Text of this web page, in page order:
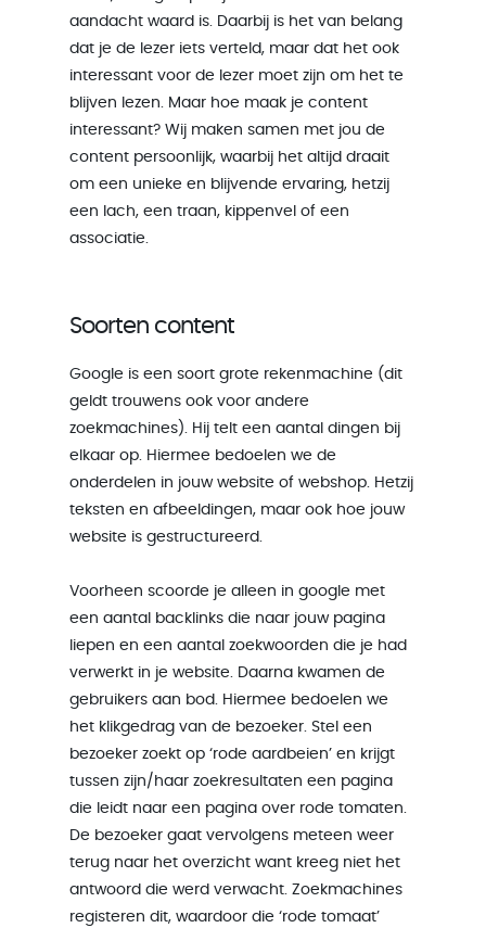
aandacht waard is. Daarbij is het van belang
dat je de lezer iets verteld, maar dat het ook
interessant voor de lezer moet zijn om het te
blijven lezen. Maar hoe maak je content
interessant? Wij maken samen met jou de
content persoonlijk, waarbij het altijd draait
om een unieke en blijvende ervaring, hetzij
een lach, een traan, kippenvel of een
associatie.
Soorten content
Google is een soort grote rekenmachine (dit
geldt trouwens ook voor andere
zoekmachines). Hij telt een aantal dingen bij
elkaar op. Hiermee bedoelen we de
onderdelen in jouw website of webshop. Hetzij
teksten en afbeeldingen, maar ook hoe jouw
website is gestructureerd.
Voorheen scoorde je alleen in google met
een aantal backlinks die naar jouw pagina
liepen en een aantal zoekwoorden die je had
verwerkt in je website. Daarna kwamen de
gebruikers aan bod. Hiermee bedoelen we
het klikgedrag van de bezoeker. Stel een
bezoeker zoekt op ‘rode aardbeien’ en krijgt
tussen zijn/haar zoekresultaten een pagina
die leidt naar een pagina over rode tomaten.
De bezoeker gaat vervolgens meteen weer
terug naar het overzicht want kreeg niet het
antwoord die werd verwacht. Zoekmachines
registeren dit, waardoor die ‘rode tomaat’